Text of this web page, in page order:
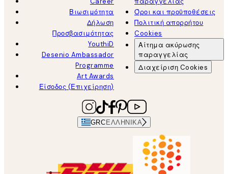
Βιωσιμότητα
Δήλωση
Προσβασιμότητας
YouthiD
Desenio Ambassador
Programme
Art Awards
Είσοδος (Επιχείρηση)
Όροι και προϋποθέσεις
Πολιτική απορρήτου
Cookies
Αίτημα ακύρωσης
παραγγελίας
Διαχείριση Cookies
GRC ΕΛΛΗΝΙΚΆ